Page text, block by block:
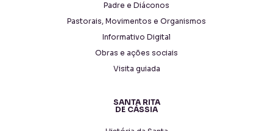
Padre e Diáconos
Pastorais, Movimentos e Organismos
Informativo Digital
Obras e ações sociais
Visita guiada
SANTA RITA
DE CÁSSIA